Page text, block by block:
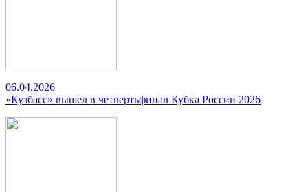
06.04.2026
«Кузбасс» вышел в четвертьфинал Кубка России 2026